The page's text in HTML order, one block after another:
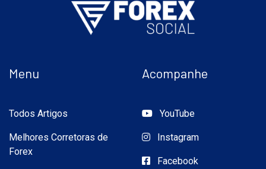
Menu
Todos Artigos
Melhores Corretoras de
Forex
Acompanhe
YouTube
Instagram
Facebook